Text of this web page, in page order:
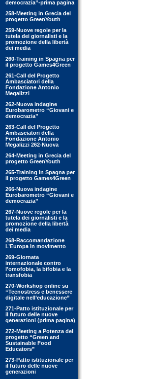
democrazia”-prima pagina
258-Meeting in Grecia del
progetto GreenYouth
259-Nuove regole per la
tutela dei giornalisti e la
promozione della libertà
dei media
260-Training in Spagna per
il progetto Games4Green
261-Call del Progetto
Ambasciatori della
Fondazione Antonio
Megalizzi
262-Nuova indagine
Eurobarometro “Giovani e
democrazia”
263-Call del Progetto
Ambasciatori della
Fondazione Antonio
Megalizzi 262-Nuova
264-Meeting in Grecia del
progetto GreenYouth
265-Training in Spagna per
il progetto Games4Green
266-Nuova indagine
Eurobarometro “Giovani e
democrazia”
267-Nuove regole per la
tutela dei giornalisti e la
promozione della libertà
dei media
268-Raccomandazione
L’Europa in movimento
269-Giornata
internazionale contro
l’omofobia, la bifobia e la
transfobia
270-Workshop online su
“Tecnostress e benessere
digitale nell’educazione”
271-Patto istituzionale per
il futuro delle nuove
generazioni (prima pagina)
272-Meeting a Potenza del
progetto “Green and
Sustainable Food
Educators”
273-Patto istituzionale per
il futuro delle nuove
generazioni